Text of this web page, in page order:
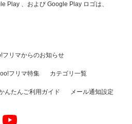
Play 、および Google Play ロゴは、
フリマからのお知らせ
フリマ特集 カテゴリ一覧
んたんご利用ガイド メール通知設定